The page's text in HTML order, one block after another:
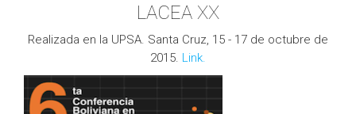
LACEA XX
Realizada en la UPSA. Santa Cruz, 15 - 17 de octubre de
2015. Link.